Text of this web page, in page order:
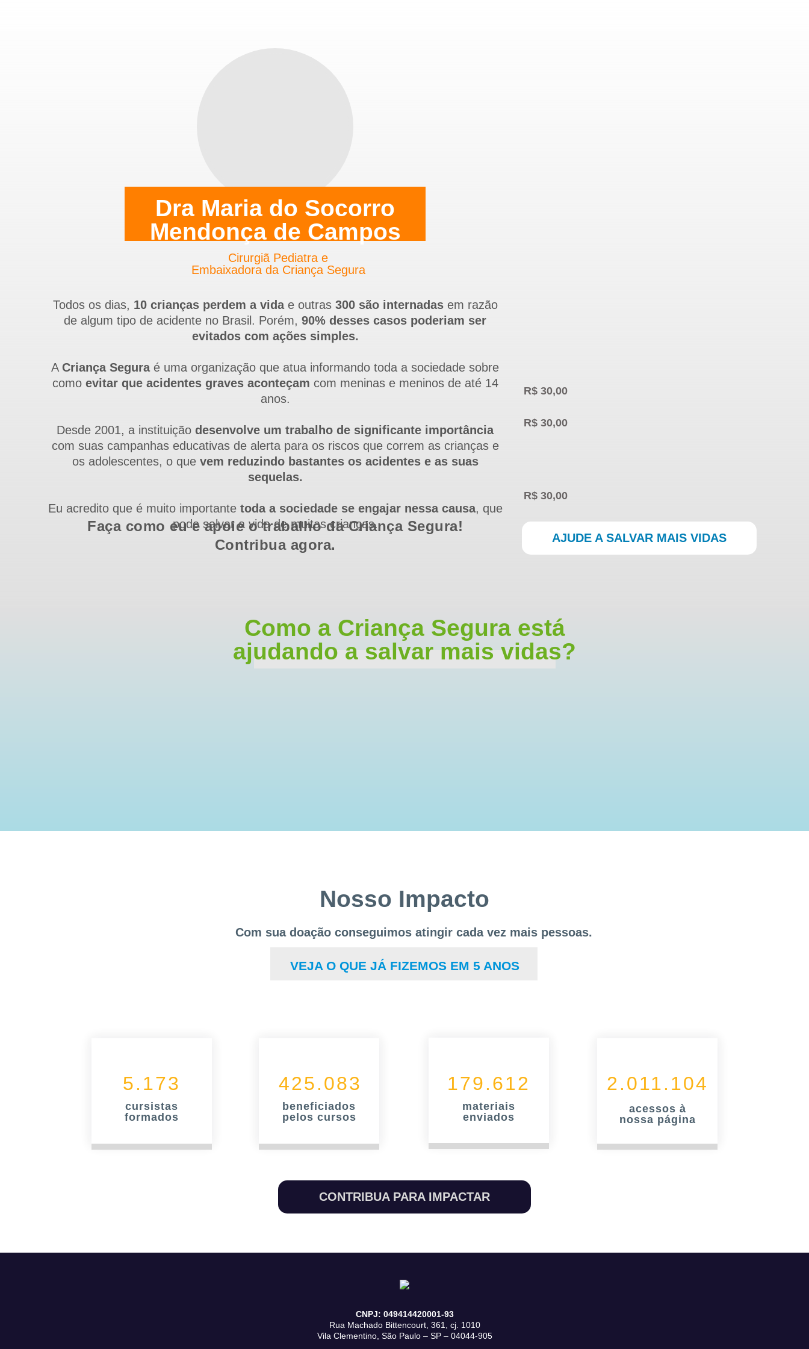
AJUDE A SALVAR MAIS VIDAS
Dra Maria do Socorro
Mendonça de Campos
Faça como eu e apoie o trabalho da Criança Segura!
Contribua agora.
Todos os dias, 10 crianças perdem a vidae outras 300 são internadasem razão
de algum tipo de acidente no Brasil. Porém, 90% desses casos poderiam ser
evitados com ações simples.
A Criança Seguraé uma organização que atua informando toda a sociedade sobre
como evitar que acidentes graves aconteçam com meninas e meninos de até 14
anos.
Desde 2001, a instituição desenvolve um trabalho de significante importância
com suas campanhas educativas de alerta para os riscos que correm as crianças e
os adolescentes, o que vem reduzindo bastantes os acidentes e as suas
sequelas.
Eu acredito que é muito importante toda a sociedade se engajar nessa causa, que
pode salvar a vida de muitas crianças.
Cirurgiã Pediatra e
Embaixadora da Criança Segura
Como a Criança Segura está
ajudando a salvar mais vidas?
Nosso Impacto
Com sua doação conseguimos atingir cada vez mais pessoas.
5.173
cursistas
formados
2.011.104
acessos à
nossa página
425.083
beneficiados
pelos cursos
179.612
materiais
enviados
CONTRIBUA PARA IMPACTAR
VEJA O QUE JÁ FIZEMOS EM 5 ANOS
CNPJ: 049414420001-93
Rua Machado Bittencourt, 361, cj. 1010
Vila Clementino, São Paulo – SP – 04044-905